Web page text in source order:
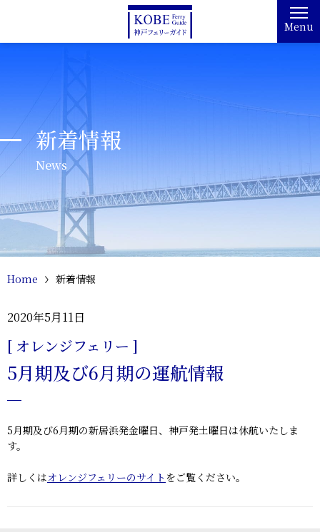
Menu
新着情報
News
Home 新着情報
2020年5月11日
[ オレンジフェリー ]
5月期及び6月期の運航情報
5月期及び6月期の新居浜発金曜日、神戸発土曜日は休航いたしま
す。
詳しくはオレンジフェリーのサイト をご覧ください。